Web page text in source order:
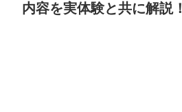
内容を実体験と共に解説！